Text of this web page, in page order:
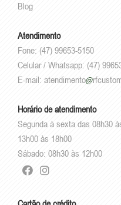
Blog
Atendimento
Fone: (47) 99653-5150
Celular / Whatsapp: (47)
E-mail: atendimento
Horário de atendimento
Segunda à sexta das 08h30
13h00 às 18h00
Sábado: 08h30 às 12h00